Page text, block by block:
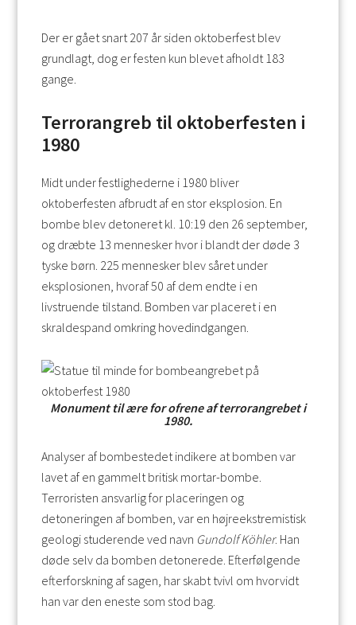
Der er gået snart 207 år siden oktoberfest blev
grundlagt, dog er festen kun blevet afholdt 183
gange.
Terrorangreb til oktoberfesten i
1980
Midt under festlighederne i 1980 bliver
oktoberfesten afbrudt af en stor eksplosion. En
bombe blev detoneret kl. 10:19 den 26 september,
og dræbte 13 mennesker hvor i blandt der døde 3
tyske børn. 225 mennesker blev såret under
eksplosionen, hvoraf 50 af dem endte i en
livstruende tilstand. Bomben var placeret i en
skraldespand omkring hovedindgangen.
Monument til ære for ofrene af terrorangrebet i
1980.
Analyser af bombestedet indikere at bomben var
lavet af en gammelt britisk mortar-bombe.
Terroristen ansvarlig for placeringen og
detoneringen af bomben, var en højreekstremistisk
geologi studerende ved navn Gundolf Köhler. Han
døde selv da bomben detonerede. Efterfølgende
efterforskning af sagen, har skabt tvivl om hvorvidt
han var den eneste som stod bag.